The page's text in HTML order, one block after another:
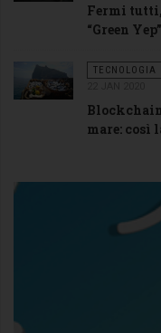
Fermi
“Green
TECNOLOGIA
mare: così